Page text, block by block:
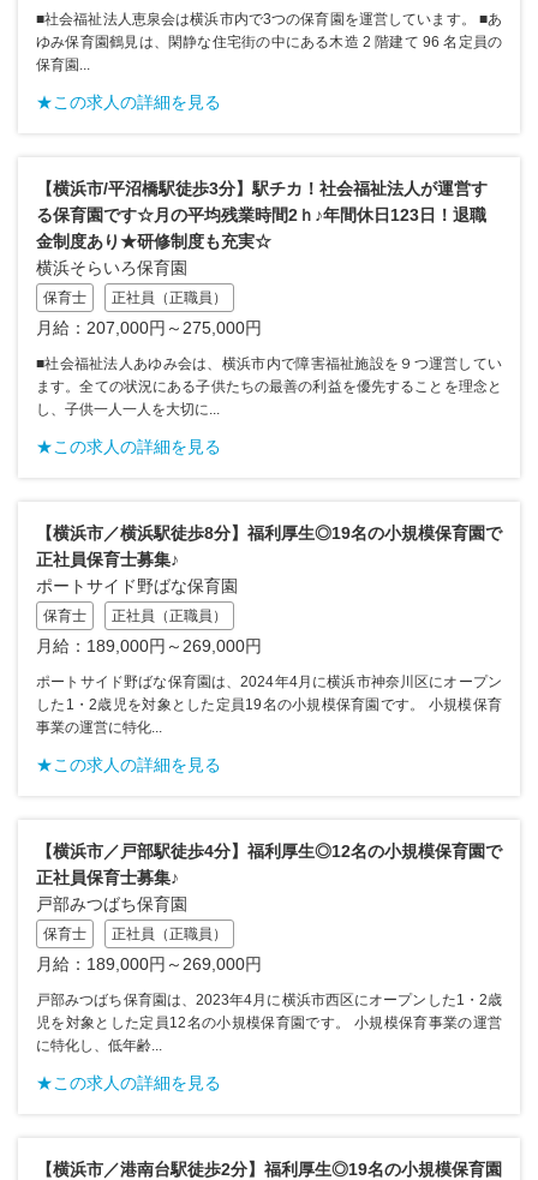
■社会福祉法人恵泉会は横浜市内で3つの保育園を運営しています。 ■あ
ゆみ保育園鶴見は、閑静な住宅街の中にある木造 2 階建て 96 名定員の
保育園...
★この求人の詳細を見る
【横浜市/平沼橋駅徒歩3分】駅チカ！社会福祉法人が運営す
る保育園です☆月の平均残業時間2ｈ♪年間休日123日！退職
金制度あり★研修制度も充実☆
横浜そらいろ保育園
保育士 正社員（正職員）
月給：207,000円～275,000円
■社会福祉法人あゆみ会は、横浜市内で障害福祉施設を９つ運営してい
ます。全ての状況にある子供たちの最善の利益を優先することを理念と
し、子供一人一人を大切に...
★この求人の詳細を見る
【横浜市／横浜駅徒歩8分】福利厚生◎19名の小規模保育園で
正社員保育士募集♪
ポートサイド野ばな保育園
保育士 正社員（正職員）
月給：189,000円～269,000円
ポートサイド野ばな保育園は、2024年4月に横浜市神奈川区にオープン
した1・2歳児を対象とした定員19名の小規模保育園です。 小規模保育
事業の運営に特化...
★この求人の詳細を見る
【横浜市／戸部駅徒歩4分】福利厚生◎12名の小規模保育園で
正社員保育士募集♪
戸部みつばち保育園
保育士 正社員（正職員）
月給：189,000円～269,000円
戸部みつばち保育園は、2023年4月に横浜市西区にオープンした1・2歳
児を対象とした定員12名の小規模保育園です。 小規模保育事業の運営
に特化し、低年齢...
★この求人の詳細を見る
【横浜市／港南台駅徒歩2分】福利厚生◎19名の小規模保育園